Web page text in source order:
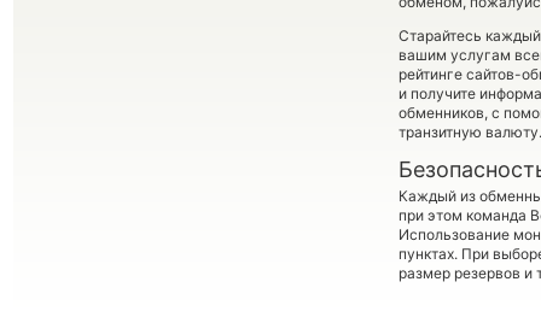
Старайтесь
вашим услугам
рейтинге сайтов-
и получите
обменников, с
транзитную валюту.
Каждый из
при этом команда
Использование
пунктах. При
размер резервов и